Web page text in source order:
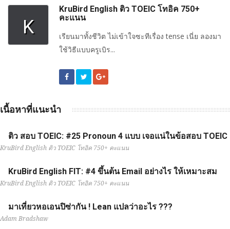
K
KruBird English ติว TOEIC โทอิค 750+
คะแนน
เรียนมาทั้งชีวิต ไม่เข้าใจซะทีเรื่อง tense เนี่ย ลองมา
ใช้วิธีแบบครูเบิร...
เนื้อหาที่แนะนำ
ติว สอบ TOEIC: #25 Pronoun 4 แบบ เจอแน่ในข้อสอบ TOEIC
KruBird English ติว TOEIC โทอิค 750+ คะแนน
KruBird English FIT: #4 ขึ้นต้น Email อย่างไร ให้เหมาะสม
KruBird English ติว TOEIC โทอิค 750+ คะแนน
มาเที่ยวหอเอนปิซ่ากัน ! Lean แปลว่าอะไร ???
Adam Bradshaw